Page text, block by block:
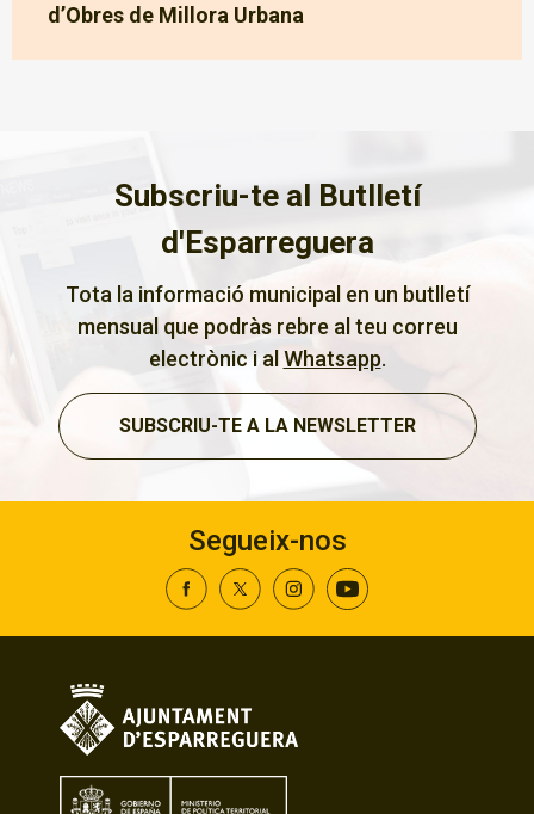
d’Obres de Millora Urbana
Subscriu-te al Butlletí
d'Esparreguera
Tota la informació municipal en un butlletí
mensual que podràs rebre al teu correu
electrònic i alWhatsapp.
SUBSCRIU-TE A LA NEWSLETTER
Segueix-nos